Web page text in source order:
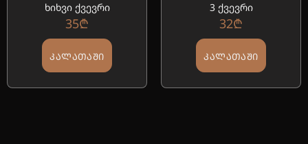
ხიხვი ქვევრი
35₾
ᲙᲐᲚᲐᲗᲐᲨᲘ
3 ქვევრი
32₾
ᲙᲐᲚᲐᲗᲐᲨᲘ